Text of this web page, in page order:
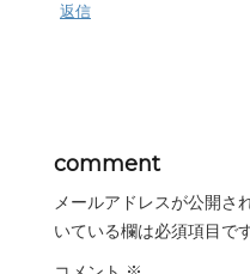
返信
comment
メールアドレスが公開さ
いている欄は必須項目で